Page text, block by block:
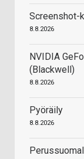
Screenshot-
8.8.2026
NVIDIA
(Blackwell)
8.8.2026
Pyöräily
8.8.2026